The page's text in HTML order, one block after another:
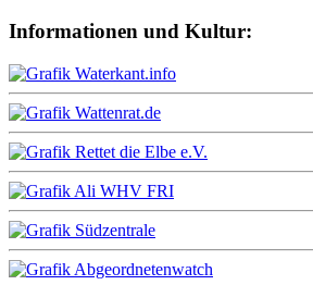
Informationen und Kultur: